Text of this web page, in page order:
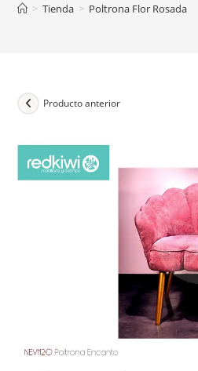
> Tienda > Poltrona Flor Rosada
Producto anterior